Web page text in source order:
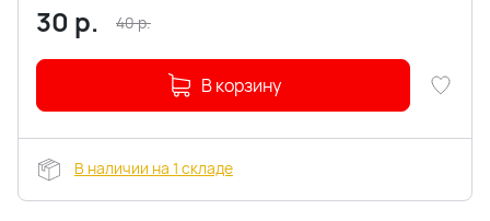
30 р. 40р.
В корзину
В наличии на 1 складе